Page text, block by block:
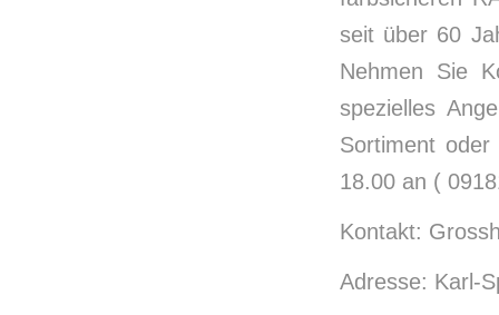
seit über 60
Nehmen Sie
spezielles
Sortiment
18.00 an (
Kontakt:
Adresse: Karl-